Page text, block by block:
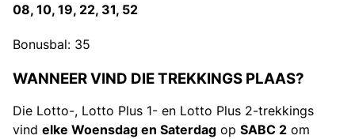
08, 10, 19, 22, 31, 52
Bonusbal: 35
WANNEER VIND DIE TREKKINGS PLAAS?
Die Lotto-, Lotto Plus 1- en Lotto Plus 2-trekkings
vind elke Woensdag en Saterdag op SABC 2 om